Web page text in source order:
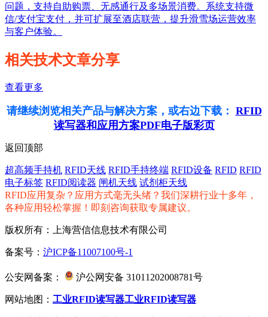
问题，支持自助购票、无感通行及多场景消费。系统支持微
信/支付宝支付，并可扩展至酒店联营，提升滑雪场运营效率
与客户体验。
相关技术文章分享
查看更多
请继续浏览相关产品与解决方案，或右边下载： RFID
读写器和应用方案PDF电子版彩页
返回顶部
超高频手持机 RFID天线 RFID手持终端 RFID设备 RFID RFID
电子标签 RFID阅读器 闸机天线 试剂柜天线
RFID应用复杂？应用方式毫无头绪？我们深耕行业十多年，
各种应用轻松掌握！即刻咨询获取专属建议。
版权所有：上海营信信息技术有限公司
备案号： 沪ICP备11007100号-1
公安网备案： 沪公网安备 31011202008781号
网站地图： 工业RFID读写器工业RFID读写器